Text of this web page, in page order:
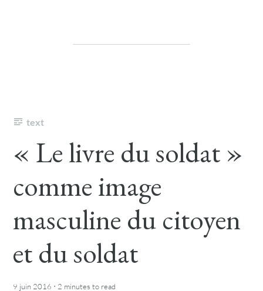
text
« Le livre du soldat »
comme image
masculine du citoyen
et du soldat
9 juin 2016 · 2 minutes to read